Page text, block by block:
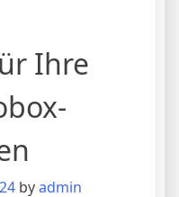
Ihre
byadmin